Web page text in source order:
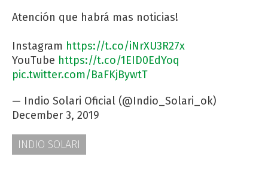
Atención que habrá mas noticias!
Instagram https://t.co/iNrXU3R27x
YouTube https://t.co/1EID0EdYoq
pic.twitter.com/BaFKjBywtT
— Indio Solari Oficial (@Indio_Solari_ok)
December 3, 2019
INDIO SOLARI